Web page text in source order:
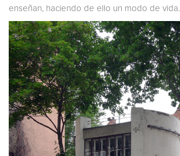
enseñan, haciendo de ello un modo de vida.